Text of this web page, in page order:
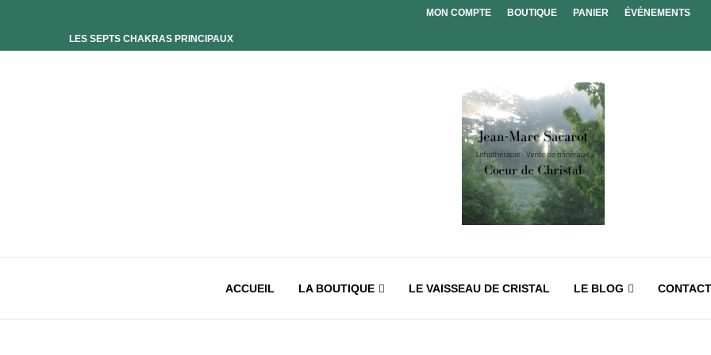
LES SEPTS CHAKRAS PRINCIPAUX
MON COMPTE BOUTIQUE PANIER ÉVÉNEMENTS
ACCUEIL LA BOUTIQUE LE VAISSEAU DE CRISTAL LE BLOG CONTACT